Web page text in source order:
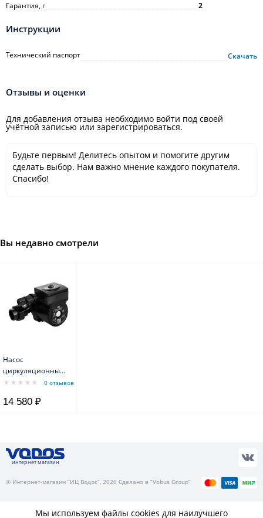
Гарантия, г
2
Инструкции
Технический паспорт Скачать
Отзывы и оценки
Для добавления отзыва необходимо войти под своей
учётной записью или зарегистрироваться.
Будьте первым! Делитесь опытом и помогите другим
сделать выбор. Нам важно мнение каждого покупателя.
Спасибо!
Вы недавно смотрели
Насос
циркуляционный
PRIME-B1-258-180
0 отзывов
14 580 ₽
интернет магазин
© Интернет-магазин “ИЦ Водос”, 2026 Сделано в “Vobus Group”
Мы используем файлы cookies для наилучшего